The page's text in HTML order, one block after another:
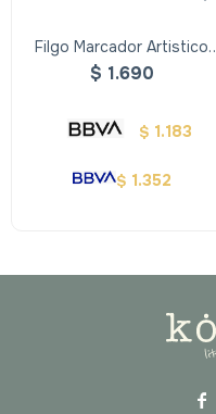
Filgo Marcador Artistico
Estuche 48 - Tonos
$ 1.690
$ 1.183
$ 1.352
